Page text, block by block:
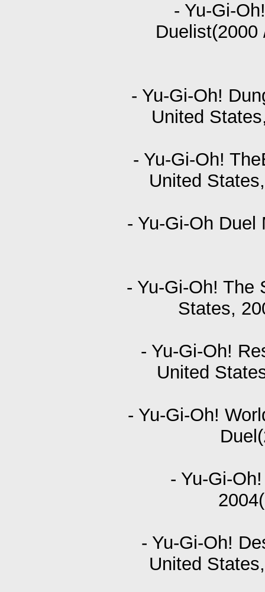
- Yu-Gi-
- Yu-Gi-Oh!
United
- Yu-Gi-Oh!
United
- Yu-Gi-Oh
- Yu-Gi-Oh! The
States,
- Yu-Gi-Oh!
United
- Yu-Gi-Oh!
- Yu-Gi-
- Yu-Gi-Oh!
United